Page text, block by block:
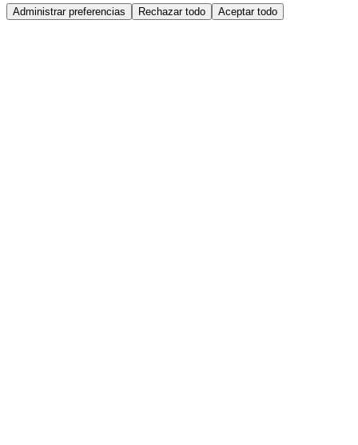
Administrar preferencias Rechazar todo Aceptar todo